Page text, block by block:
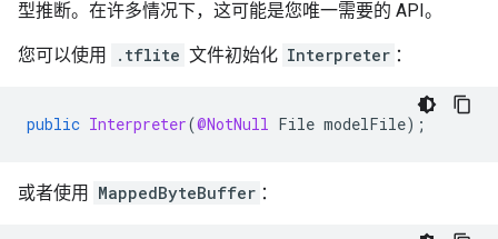
型推断。在许多情况下，这可能是您唯一需要的 API。
您可以使用 .tflite 文件初始化 Interpreter ：
public Interpreter(@NotNull File modelFile);
或者使用 MappedByteBuffer ：